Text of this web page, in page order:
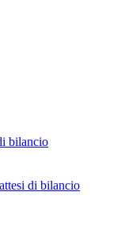
bilancio
di bilancio